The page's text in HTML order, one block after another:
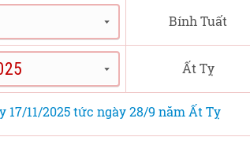
Bính Tuất
Ất Tỵ
17/11/2025 tức ngày 28/9 năm Ất Tỵ